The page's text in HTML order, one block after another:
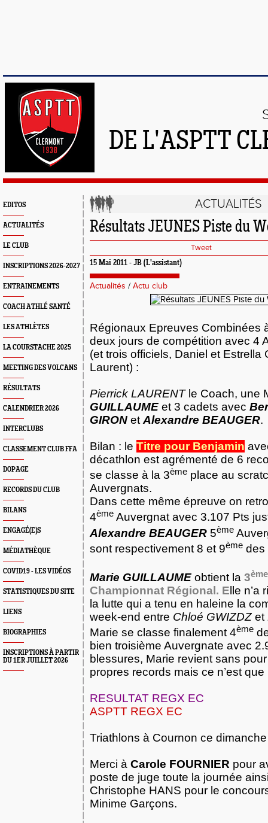
DE L'ASPTT
EDITOS
ACTUALITÉS
LE CLUB
INSCRIPTIONS 2026-2027
ENTRAINEMENTS
COACH ATHLÉ SANTÉ
LES ATHLÈTES
LA COURSTACHE 2025
MEETING DES VOLCANS
RÉSULTATS
CALENDRIER 2026
INTERCLUBS
CLASSEMENT CLUB FFA
DOPAGE
RECORDS DU CLUB
BILANS
ENGAGÉ(E)S
MÉDIATHÈQUE
COVID19 - LES VIDÉOS
STATISTIQUES DU SITE
LIENS
BIOGRAPHIES
INSCRIPTIONS À PARTIR
DU 1ER JUILLET 2026
ACTUALITÉS
Résultats JEUNES Piste du
Tweet
15 Mai 2011 - JB (L'assistant)
Actualités / Actu club
Régionaux Epreuves Combinées
deux jours de compétition avec 4
(et trois officiels, Daniel et Estrella
Laurent) :
Pierrick LAURENTle Coach, une
GUILLAUME et 3 cadets avec
GIRON et Alexandre BEAUGER.
Bilan : le Titre pour Benjamin
décathlon est agrémenté de 6
se classe à la 3ème place au
Auvergnats.
Dans cette même épreuve on
4ème Auvergnat avec 3.107 Pts
Alexandre BEAUGER 5ème
sont respectivement 8 et 9ème des
Marie GUILLAUME obtient la 3ème
Championnat Régional. E lle
la lutte qui a tenu en haleine la
week-end entre Chloé GWIZDZ et
Marie se classe finalement 4ème
bien troisième Auvergnate avec
blessures, Marie revient sans
propres records mais ce n’est
RESULTAT REGX EC
ASPTT REGX EC
Triathlons à Cournon ce dimanche
Merci à Carole FOURNIER pour
poste de juge toute la journée
Christophe HANS pour le
Minime Garçons.